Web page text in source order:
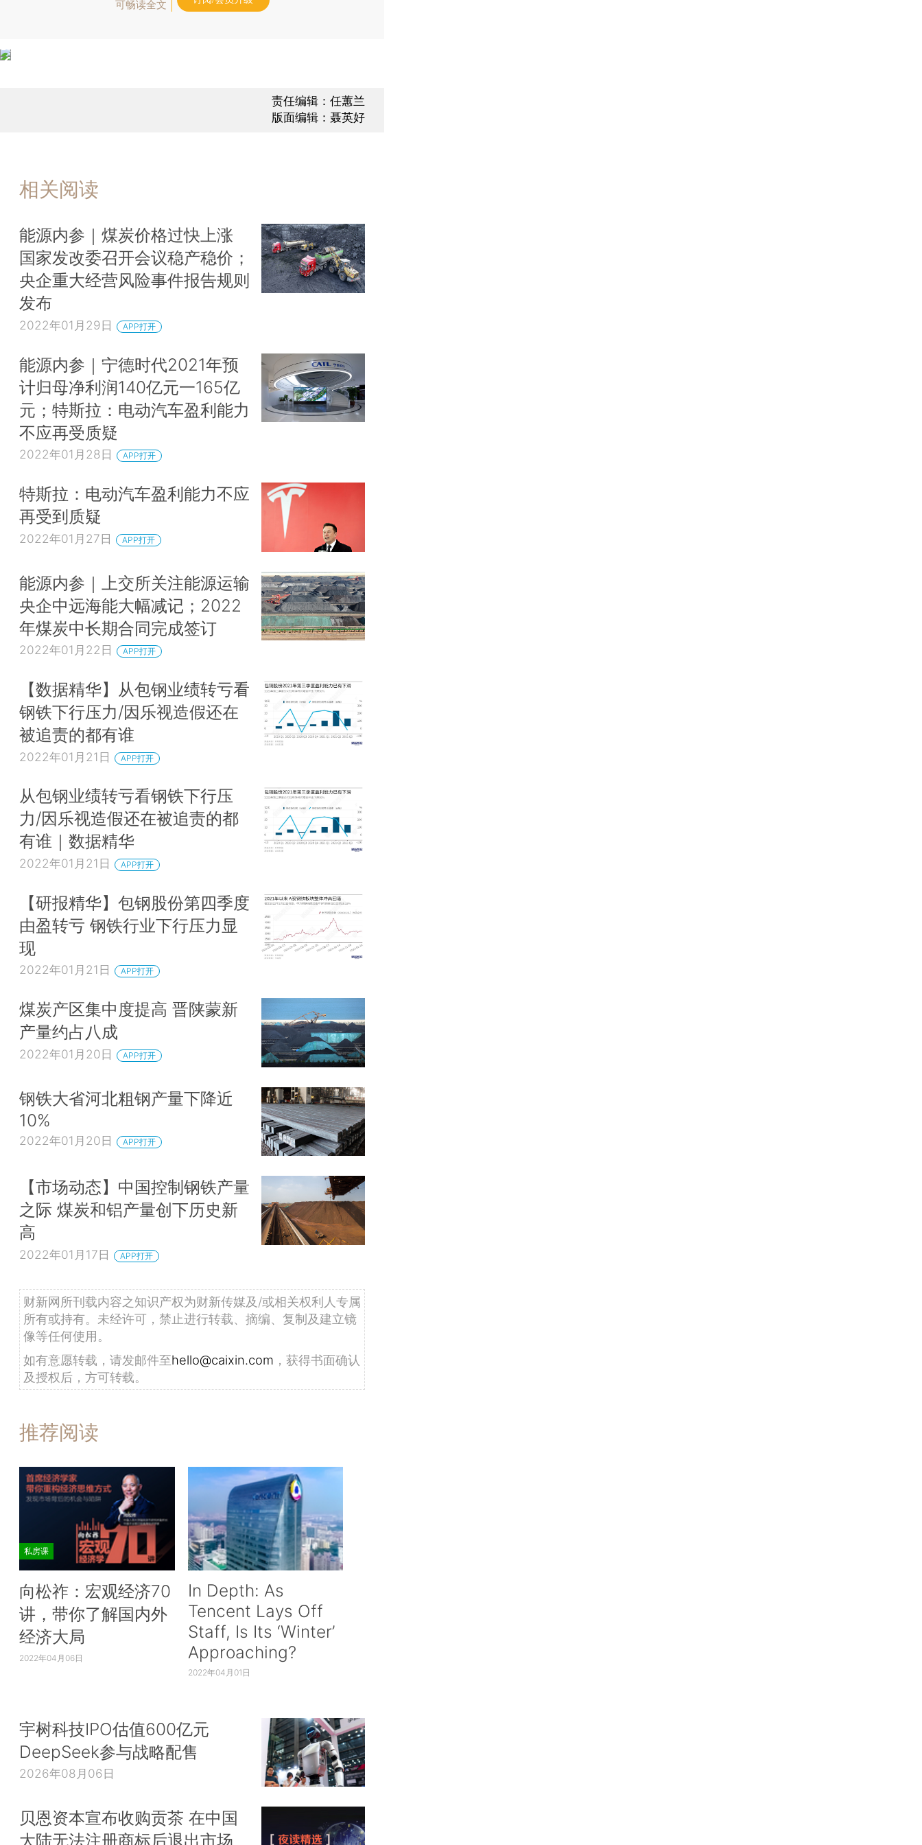
可畅读全文
责任编辑：任蕙兰
版面编辑：聂英好
相关阅读
能源内参｜煤炭价格过快上涨
国家发改委召开会议稳产稳价；
央企重大经营风险事件报告规则
发布
2022年01月29日 APP打开
能源内参｜宁德时代2021年预
计归母净利润140亿元一165亿
元；特斯拉：电动汽车盈利能力
不应再受质疑
2022年01月28日 APP打开
特斯拉：电动汽车盈利能力不应
再受到质疑
2022年01月27日 APP打开
能源内参｜上交所关注能源运输
央企中远海能大幅减记；2022
年煤炭中长期合同完成签订
2022年01月22日 APP打开
【数据精华】从包钢业绩转亏看
钢铁下行压力/因乐视造假还在
被追责的都有谁
2022年01月21日 APP打开
从包钢业绩转亏看钢铁下行压
力/因乐视造假还在被追责的都
有谁｜数据精华
2022年01月21日 APP打开
【研报精华】包钢股份第四季度
由盈转亏 钢铁行业下行压力显
现
2022年01月21日 APP打开
煤炭产区集中度提高 晋陕蒙新
产量约占八成
2022年01月20日 APP打开
钢铁大省河北粗钢产量下降近
10%
2022年01月20日 APP打开
【市场动态】中国控制钢铁产量
之际 煤炭和铝产量创下历史新
高
2022年01月17日 APP打开
财新网所刊载内容之知识产权为财新传媒及/或相关权利人专属
所有或持有。未经许可，禁止进行转载、摘编、复制及建立镜
像等任何使用。
如有意愿转载，请发邮件至hello@caixin.com ，获得书面确认
及授权后，方可转载。
推荐阅读
私房课
向松祚：宏观经济70
讲，带你了解国内外
经济大局
2022年04月06日
In Depth: As
Tencent Lays Off
Staff, Is Its ‘Winter’
Approaching?
2022年04月01日
宇树科技IPO估值600亿元
DeepSeek参与战略配售
2026年08月06日
贝恩资本宣布收购贡茶 在中国
大陆无法注册商标后退出市场